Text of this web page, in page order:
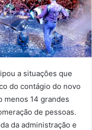
a situações que
do contágio do novo
menos 14 grandes
de pessoas.
da administração e